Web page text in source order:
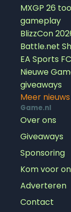
MXGP 26
gameplay
BlizzCon
Battle.net
EA Sports
Nieuwe
giveaways
Meer nieuws
Game.nl
Over ons
Giveaways
Sponsoring
Kom voor
Adverteren
Contact